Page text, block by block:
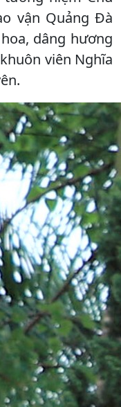
vận Quảng Đà
dâng hương
viên Nghĩa